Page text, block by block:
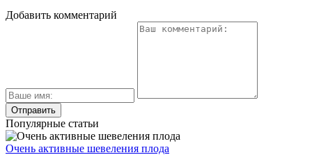
Добавить комментарий
Популярные статьи
Очень активные шевеления плода